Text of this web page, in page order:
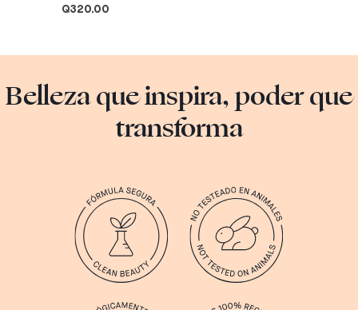
Q320.00
Belleza que inspira, poder que
transforma